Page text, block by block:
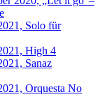
Solo für
High 4
Sanaz
Orquesta No